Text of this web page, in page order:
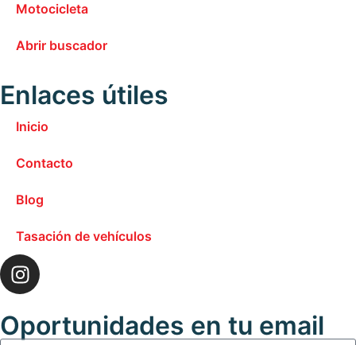
Motocicleta
Abrir buscador
Enlaces útiles
Inicio
Contacto
Blog
Tasación de vehículos
Oportunidades en tu email